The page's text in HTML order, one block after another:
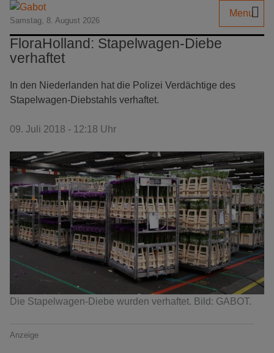
Samstag, 8. August 2026
Menu
FloraHolland: Stapelwagen-Diebe
verhaftet
In den Niederlanden hat die Polizei Verdächtige des
Stapelwagen-Diebstahls verhaftet.
09. Juli 2018 - 12:18 Uhr
Die Stapelwagen-Diebe wurden verhaftet. Bild: GABOT.
Anzeige